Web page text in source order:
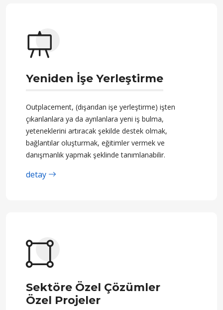
Yeniden İşe Yerleştirme
Outplacement, (dışarıdan işe yerleştirme) işten
çıkarılanlara ya da ayrılanlara yeni iş bulma,
yeteneklerini artıracak şekilde destek olmak,
bağlantılar oluşturmak, eğitimler vermek ve
danışmanlık yapmak şeklinde tanımlanabilir.
detay
Sektöre Özel Çözümler
Özel Projeler